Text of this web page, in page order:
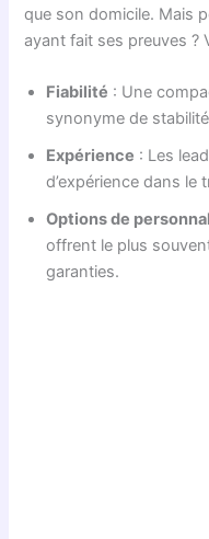
que son domicile. Mais
ayant fait ses preuves ?
Fiabilité : Une
synonyme de
Expérience : Les
d’expérience dans le
Options de
offrent le plus
garanties.